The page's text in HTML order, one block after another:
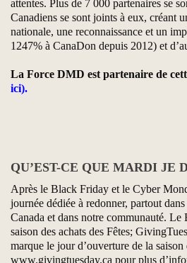
attentes. Plus de 7 000 partenaires se
Canadiens se sont joints à eux, créant
nationale, une reconnaissance et un
1247% à CanaDon depuis 2012) et
La Force DMD est partenaire de
ici).
QU’EST-CE QUE MARDI JE
Après le Black Friday et le Cyber
journée dédiée à redonner, partout
Canada et dans notre communauté.
saison des achats des Fêtes;
marque le jour d’ouverture de la
www.givingtuesday.ca pour plus